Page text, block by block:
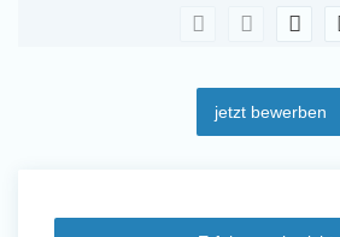
jetzt bewerben